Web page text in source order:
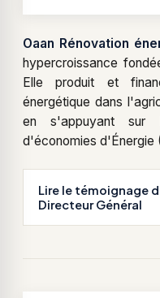
Jérôme,
quelques mots
de Groupama
votre marché ?
crédit & Caution
sur-mesure de
destination des
Oaan Rénovation
hypercroissance
Elle produit et
énergétique dans
en s'appuyant sur
d'économies d'Énergie
Lire le témoignage
Directeur Général